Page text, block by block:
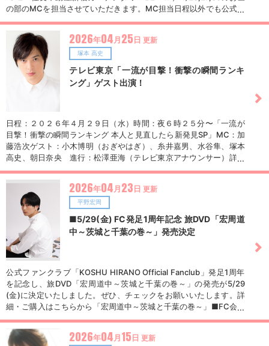
の部のMCを担当させていただきます。MC担当日程以外でも公式パ
ートナーとしてトーナメント参加やイベント出演あり！！詳しくは
公式Xをチェック→公式XJOPT公式HPJOPTショートムービーもGW
期間中はほぼ毎日更新配信中！下記は#05になります。#01から是
非！★ライブ配信情報★「JOPT STARS TABLE / JOPT 2026 Grand
Final」日時：５月２日（土） １３：１５〜国内外のポーカーシー
ンを彩るスターたちが、国もキャリアも越えて、ひとつのテーブル
で激突。 果たして頂点に立つのはーー。
2026年04 月25日 更新
塚本 高史
テレビ東京「一流が目撃！衝撃の瞬間ランキ
ング」ゲスト出演！
日程：２０２６年４月２９日（水）時間：夜６時２５分〜「一流が
目撃！衝撃の瞬間ランキング 本人と見直したら新発見SP」MC：加
藤浩次ゲスト：小木博明（おぎやはぎ）、糸井嘉男、水谷隼、塚本
高史、朝日奈央 進行：松澤亜海（テレビ東京アナウンサー）詳細
はこちら！
2026年04 月23日 更新
平野宏周
■5/29(金) FC発足1周年記念 旅DVD「宏周道
中～茨城と千葉の巻～」発売決定
公式ファンクラブ「KOSHU HIRANO Official Fanclub」発足1周年
を記念し、旅DVD「宏周道中～茨城と千葉の巻～」の発売が5/29
(金)に決定いたしました。ぜひ、チェックをお願いいたします。詳
細・ご購入はこちらから「宏周道中～茨城と千葉の巻～」■FC会員
限定盤 4,500円（税込）・本編映像（DVD）・未公開シーン集（D
VD） └ サウナ／持ち物チェック／車中ゲーム ほか・ほろ酔いトー
ク全編映像（データ）・オーディオコメンタリー（データ）・ブロ
2026年04 月15日 更新